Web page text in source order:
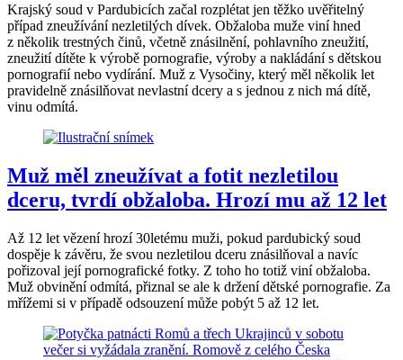
Krajský soud v Pardubicích začal rozplétat jen těžko uvěřitelný
případ zneužívání nezletilých dívek. Obžaloba muže viní hned
z několik trestných činů, včetně znásilnění, pohlavního zneužití,
zneužití dítěte k výrobě pornografie, výroby a nakládání s dětskou
pornografií nebo vydírání. Muž z Vysočiny, který měl několik let
pravidelně znásilňovat nevlastní dcery a s jednou z nich má dítě,
vinu odmítá.
Muž měl zneužívat a fotit nezletilou
dceru, tvrdí obžaloba. Hrozí mu až 12 let
Až 12 let vězení hrozí 30letému muži, pokud pardubický soud
dospěje k závěru, že svou nezletilou dceru znásilňoval a navíc
pořizoval její pornografické fotky. Z toho ho totiž viní obžaloba.
Muž obvinění odmítá, přiznal se ale k držení dětské pornografie. Za
mřížemi si v případě odsouzení může pobýt 5 až 12 let.